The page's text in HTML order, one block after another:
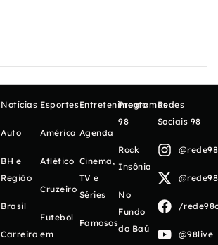
Notícias
Auto
BH e
Região
Brasil
Carreira
Esportes
América
Atlético
Cruzeiro
Futebol
em
Entretenimento
Agenda
Cinema,
TV e
Séries
Famosos
Programas
98
Rock
Insônia
No
Fundo
do Baú
Redes
Sociais 98
/
@98live